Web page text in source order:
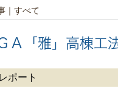
｜すべて
Ａ「雅」高棟工
ポート